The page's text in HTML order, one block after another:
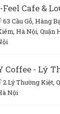
Feel Cafe &
63 Cầu Gỗ, Hàng
Hà Nội, Quận
Coffee - Lý
2 Lý Thường Kiệt,
Nội